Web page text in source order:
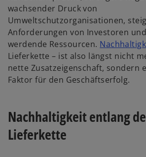
ö
f
n
e
t
ö
f
n
e
t
ö
n
e
t
wachsender Druck von
Umweltschutzorganisationen,
Anforderungen von Investoren
werdende Ressourcen.
Lieferkette – ist also längst nicht
nette Zusatzeigenschaft, sondern
Faktor für den Geschäftserfolg.
Nachhaltigkeit entlang
Lieferkette